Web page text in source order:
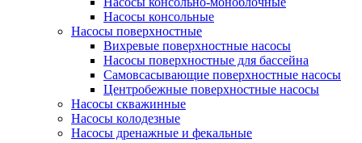
Насосы консольные
Насосы поверхностные
Вихревые поверхностные насосы
Насосы поверхностные для бассейна
Самовсасывающие поверхностные насосы
Центробежные поверхностные насосы
Насосы скважинные
Насосы колодезные
Насосы дренажные и фекальные